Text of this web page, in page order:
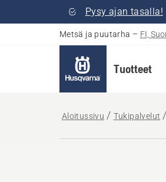
Pysy ajan tasalla!
Metsä ja puutarha – FI,
Tuotteet
Aloitussivu Tukipalvelut